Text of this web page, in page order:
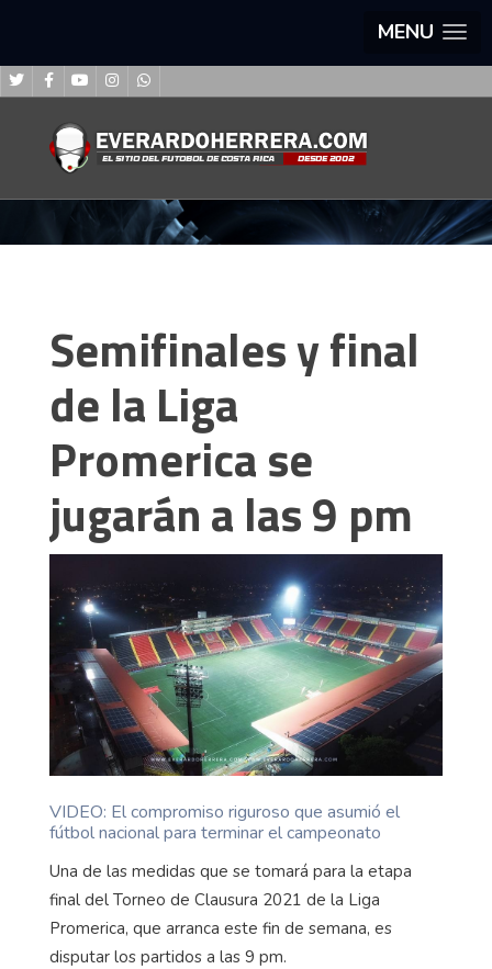
MENU
Semifinales y final
de la Liga
Promerica se
jugarán a las 9 pm
VIDEO: El compromiso riguroso que asumió el
fútbol nacional para terminar el campeonato
Una de las medidas que se tomará para la etapa
final del Torneo de Clausura 2021 de la Liga
Promerica, que arranca este fin de semana, es
disputar los partidos a las 9 pm.